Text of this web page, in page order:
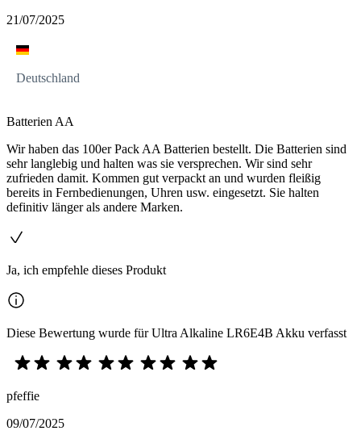
21/07/2025
Deutschland
Batterien AA
Wir haben das 100er Pack AA Batterien bestellt. Die Batterien sind
sehr langlebig und halten was sie versprechen. Wir sind sehr
zufrieden damit. Kommen gut verpackt an und wurden fleißig
bereits in Fernbedienungen, Uhren usw. eingesetzt. Sie halten
definitiv länger als andere Marken.
Ja, ich empfehle dieses Produkt
Diese Bewertung wurde für Ultra Alkaline LR6E4B Akku verfasst
pfeffie
09/07/2025